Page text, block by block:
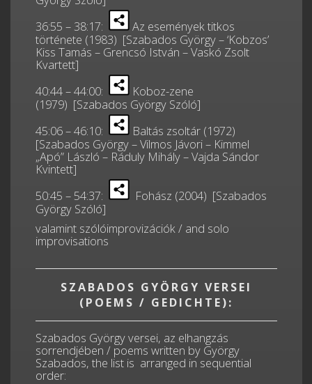
36:55 – 38:17:
Az események titkos
története (1983) [Szabados György – ‘Kobzos’
Kiss Tamás – Grencsó István – Vaskó Zsolt
Kvartett]
40:44 – 44:00:
Koboz-zene
(1979) [Szabados György Szóló]
45:06 – 46:10:
Baltás zsoltár (1972)
[Szabados György – Vilmos Jávori – Kimmel
„Apó” László – Ráduly Mihály – Vajda Sándor
Kvintett]
50:45 – 54:37:
Fohász (2004) [Szabados
György Szóló]
valamint szólóimprovizációk / and solo
improvisations
SZABADOS GYÖRGY VERSEI
(POEMS / GEDICHTE):
Szabados György versei, az elhangzás
sorrendjében / poems written by György
Szabados, the list is arranged in sequential
order: